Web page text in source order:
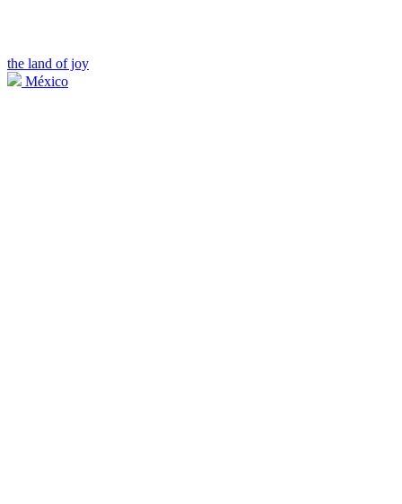
the land of joy
México